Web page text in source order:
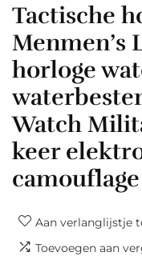
Tactische
Menmen’s
horloge
Watch
keer
Aan verlanglijstje
Toevoegen aan